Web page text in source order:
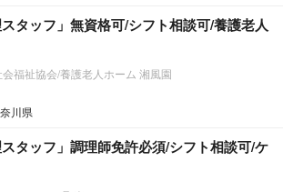
スタッフ」無資格可/シフト相談可/養護老人
福祉協会/養護老人ホーム 湘風園
川県
スタッフ」調理師免許必須/シフト相談可/ケ